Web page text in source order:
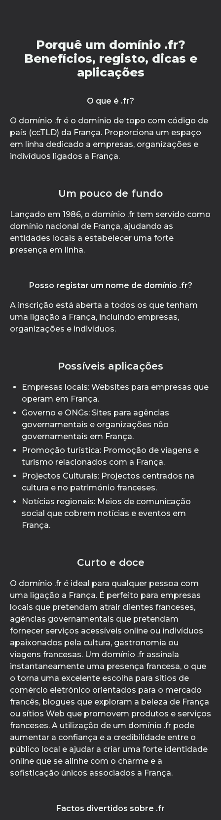
Porquê um domínio .fr?
Benefícios, registo, dicas e
aplicações
O que é .fr?
O domínio .fr é o domínio de topo com código de
país (ccTLD) da França. Proporciona um espaço
em linha dedicado a empresas, organizações e
indivíduos ligados a França.
Um pouco de fundo
Lançado em 1986, o domínio .fr tem servido como
domínio nacional de França, ajudando as
entidades locais a estabelecer uma forte
presença em linha.
Posso registar um nome de domínio .fr?
A inscrição está aberta a todos os que tenham
uma ligação a França, incluindo empresas,
organizações e indivíduos.
Possíveis aplicações
Empresas locais: Websites para empresas que
operam em França.
Governo e ONGs: Sites para agências
governamentais e organizações não
governamentais em França.
Promoção turística: Promoção de viagens e
turismo relacionados com a França.
Projectos Culturais: Projectos centrados na
cultura e no património franceses.
Notícias regionais: Meios de comunicação
social que cobrem notícias e eventos em
França.
Curto e doce
O domínio .fr é ideal para qualquer pessoa com
uma ligação a França. É perfeito para empresas
locais que pretendam atrair clientes franceses,
agências governamentais que pretendam
fornecer serviços acessíveis online ou indivíduos
apaixonados pela cultura, gastronomia ou
viagens francesas. Um domínio .fr assinala
instantaneamente uma presença francesa, o que
o torna uma excelente escolha para sítios de
comércio eletrónico orientados para o mercado
francês, blogues que exploram a beleza de França
ou sítios Web que promovem produtos e serviços
franceses. A utilização de um domínio .fr pode
aumentar a confiança e a credibilidade entre o
público local e ajudar a criar uma forte identidade
online que se alinhe com o charme e a
sofisticação únicos associados a França.
Factos divertidos sobre .fr